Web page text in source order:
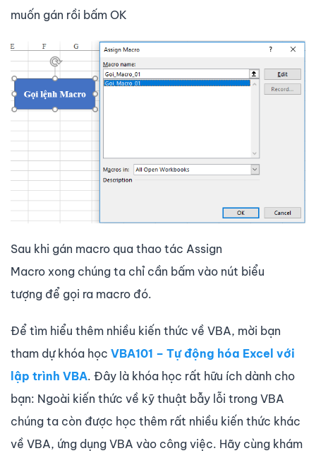
muốn gán rồi bấm OK
Sau khi gán macro qua thao tác Assign
Macro xong chúng ta chỉ cần bấm vào nút biểu
tượng để gọi ra macro đó.
Để tìm hiểu thêm nhiều kiến thức về VBA, mời bạn
tham dự khóa học VBA101 – Tự động hóa Excel với
lập trình VBA. Đây là khóa học rất hữu ích dành cho
bạn: Ngoài kiến thức về kỹ thuật bẫy lỗi trong VBA
chúng ta còn được học thêm rất nhiều kiến thức khác
về VBA, ứng dụng VBA vào công việc. Hãy cùng khám